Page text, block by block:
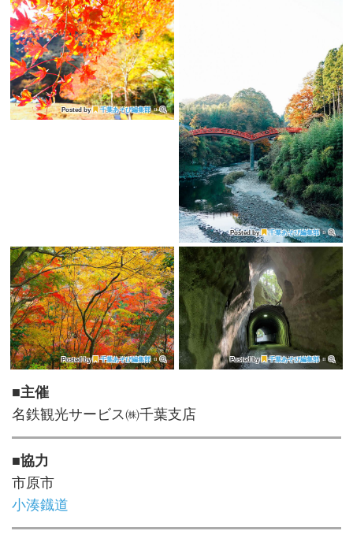
Posted by 千葉あそび編集部・
Posted by 千葉あそび編集部・
Posted by 千葉あそび編集部・ Posted by 千葉あそび編集部・
■主催
名鉄観光サービス㈱千葉支店
■協力
市原市
小湊鐡道